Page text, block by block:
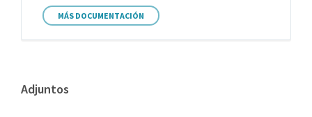
MÁS DOCUMENTACIÓN
Adjuntos